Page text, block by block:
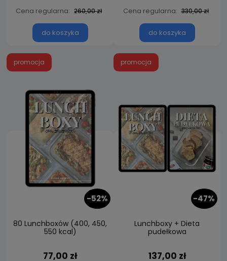
Cena regularna: 260,00 zł
do koszyka
Cena regularna: 330,00 zł
do koszyka
-52%
80 Lunchboxów (400, 450,
550 kcal)
77,00 zł
promocja
-47%
Lunchboxy + Dieta
pudełkowa
137,00 zł
promocja